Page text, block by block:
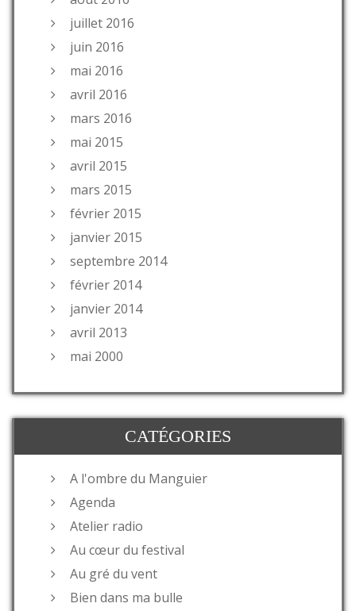
juillet 2016
juin 2016
mai 2016
avril 2016
mars 2016
mai 2015
avril 2015
mars 2015
février 2015
janvier 2015
septembre 2014
février 2014
janvier 2014
avril 2013
mai 2000
CATÉGORIES
A l'ombre du Manguier
Agenda
Atelier radio
Au cœur du festival
Au gré du vent
Bien dans ma bulle